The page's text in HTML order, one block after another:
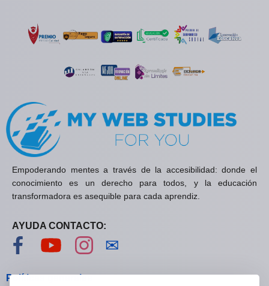
Empoderando mentes a través de la accesibilidad: donde el
conocimiento es un derecho para todos, y la educación
transformadora es asequible para cada aprendiz.
AYUDA CONTACTO:
Visítanos en Facebook
Visítanos en YouTube
Visítanos en Instagram
✉
Políticas generales